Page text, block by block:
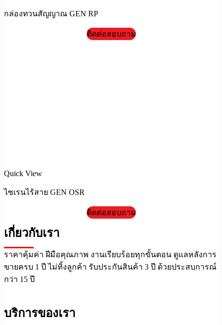
กล่องทวนสัญญาณ GEN RP
ติดต่อสอบถาม
Quick View
ไซเรนไร้สาย GEN OSR
ติดต่อสอบถาม
เกี่ยวกับเรา
ราคาคุ้มค่า ฝีมือคุณภาพ งานเรียบร้อยทุกขั้นตอน ดูแลหลังการ
ขายครบ 1 ปี ไม่ทิ้งลูกค้า รับประกันสินค้า 3 ปี ด้วยประสบการณ์
กว่า 15 ปี
บริการของเรา